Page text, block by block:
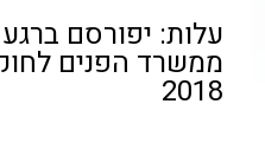
עלות: יפורסם
ממשרד הפנים
2018